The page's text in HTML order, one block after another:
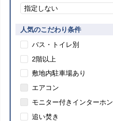
指定しない
人気のこだわり条件
バス・トイレ別
2階以上
敷地内駐車場あり
エアコン
モニター付きインターホン
追い焚き